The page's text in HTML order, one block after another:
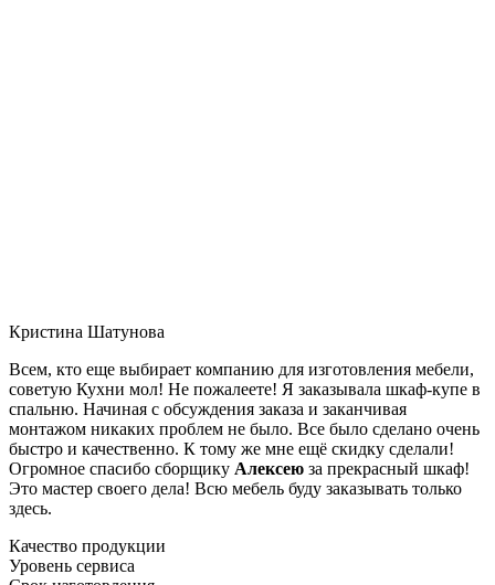
Кристина Шатунова
Всем, кто еще выбирает компанию для изготовления мебели,
советую Кухни мол! Не пожалеете! Я заказывала шкаф-купе в
спальню. Начиная с обсуждения заказа и заканчивая
монтажом никаких проблем не было. Все было сделано очень
быстро и качественно. К тому же мне ещё скидку сделали!
Огромное спасибо сборщику Алексею за прекрасный шкаф!
Это мастер своего дела! Всю мебель буду заказывать только
здесь.
Качество продукции
Уровень сервиса